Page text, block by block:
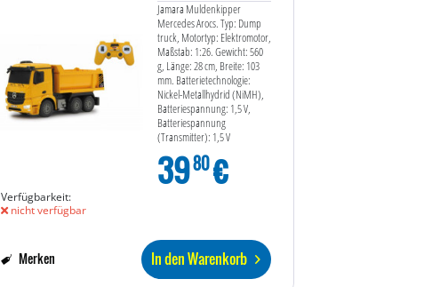
Jamara Muldenkipper
Mercedes Arocs. Typ: Dump
truck, Motortyp: Elektromotor,
Maßstab: 1:26. Gewicht: 560
g, Länge: 28 cm, Breite: 103
mm. Batterietechnologie:
Nickel-Metallhydrid (NiMH),
Batteriespannung: 1,5 V,
Batteriespannung
(Transmitter): 1,5 V
3980€
Verfügbarkeit:
nicht verfügbar
In den Warenkorb
Merken